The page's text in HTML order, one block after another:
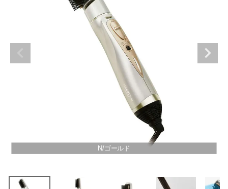
ブログ
N/ゴールド